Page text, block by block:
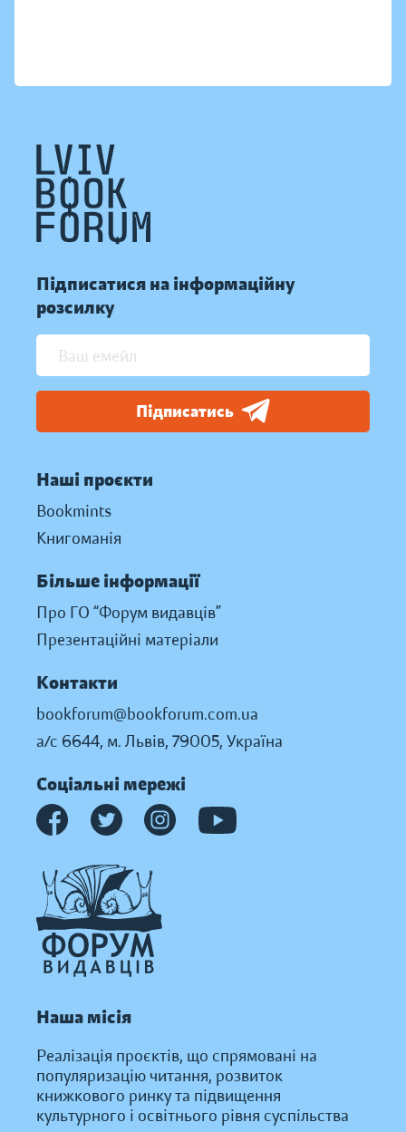
Підписатися на інформаційну
розсилку
Підписатись
Наші проєкти
Bookmints
Книгоманія
Більше інформації
Про ГО “Форум видавців”
Презентаційні матеріали
Контакти
bookforum@bookforum.com.ua
а/с 6644, м. Львів, 79005, Україна
Соціальні мережі
Наша місія
Реалізація проєктів, що спрямовані на
популяризацію читання, розвиток
книжкового ринку та підвищення
культурного і освітнього рівня суспільства